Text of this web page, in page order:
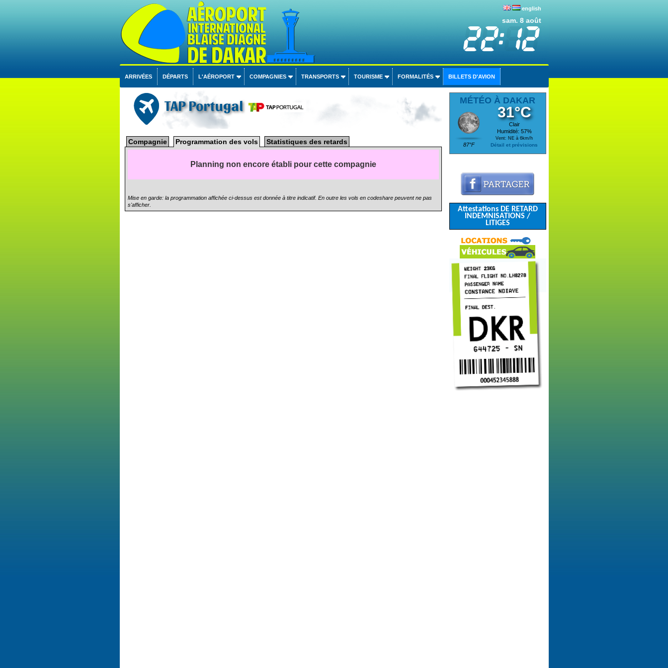
english
sam. 8 août
ARRIVÉES DÉPARTS L'AÉROPORT COMPAGNIES TRANSPORTS TOURISME FORMALITÉS BILLETS D'AVION
TAP Portugal
Compagnie Programmation des vols Statistiques des retards
Planning non encore établi pour cette compagnie
Mise en garde: la programmation affichée ci-dessus est donnée à titre indicatif. En outre les vols en codeshare peuvent ne pas
s'afficher.
MÉTÉO À DAKAR
87°F
31°C
Clair
Humidité: 57%
Vent: NE à 6km/h
Détail et prévisions
Attestations DE RETARD
INDEMNISATIONS /
LITIGES